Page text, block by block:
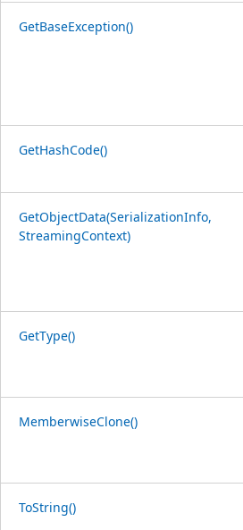
GetBaseException()
GetHashCode()
GetObjectData(SerializationInfo,
StreamingContext)
GetType()
MemberwiseClone()
ToString()